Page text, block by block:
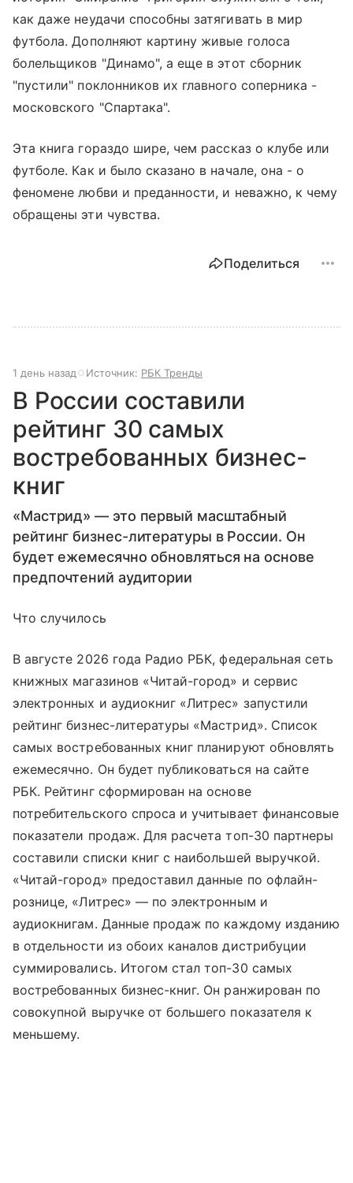
как даже неудачи способны затягивать в мир
футбола. Дополняют картину живые голоса
болельщиков "Динамо", а еще в этот сборник
"пустили" поклонников их главного соперника -
московского "Спартака".
Эта книга гораздо шире, чем рассказ о клубе или
футболе. Как и было сказано в начале, она - о
феномене любви и преданности, и неважно, к чему
обращены эти чувства.
Поделиться
1 день назад Источник: РБК Тренды
В России составили
рейтинг 30 самых
востребованных бизнес-
книг
«Мастрид» — это первый масштабный
рейтинг бизнес-литературы в России. Он
будет ежемесячно обновляться на основе
предпочтений аудитории
Что случилось
В августе 2026 года Радио РБК, федеральная сеть
книжных магазинов «Читай-город» и сервис
электронных и аудиокниг «Литрес» запустили
рейтинг бизнес-литературы «Мастрид». Список
самых востребованных книг планируют обновлять
ежемесячно. Он будет публиковаться на сайте
РБК. Рейтинг сформирован на основе
потребительского спроса и учитывает финансовые
показатели продаж. Для расчета топ-30 партнеры
составили списки книг с наибольшей выручкой.
«Читай-город» предоставил данные по офлайн-
рознице, «Литрес» — по электронным и
аудиокнигам. Данные продаж по каждому изданию
в отдельности из обоих каналов дистрибуции
суммировались. Итогом стал топ-30 самых
востребованных бизнес-книг. Он ранжирован по
совокупной выручке от большего показателя к
меньшему.